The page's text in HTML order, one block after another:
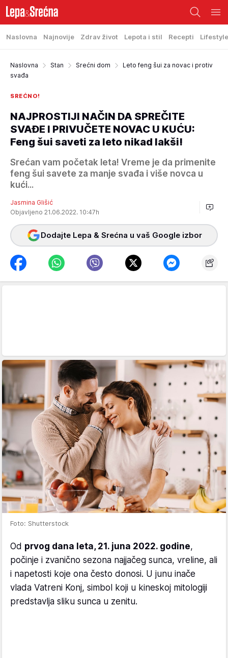
Naslovna Najnovije Zdrav život Lepota i stil Recepti Lifestyle
Naslovna Stan Srećni dom
Leto feng šui za novac i protiv
svađa
SREĆNO!
NAJPROSTIJI NAČIN DA SPREČITE
SVAĐE I PRIVUČETE NOVAC U KUĆU:
Feng šui saveti za leto nikad lakši!
Srećan vam početak leta! Vreme je da primenite
feng šui savete za manje svađa i više novca u
kući...
Jasmina Glišić
Objavljeno 21.06.2022. 10:47h
Dodajte Lepa & Srećna u vaš Google izbor
Foto: Shutterstock
Od prvog dana leta, 21. juna 2022. godine,
počinje i zvanično sezona najjačeg sunca, vreline, ali
i napetosti koje ona često donosi. U junu inače
vlada Vatreni Konj, simbol koji u kineskoj mitologiji
predstavlja sliku sunca u zenitu.